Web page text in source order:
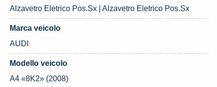
Alzavetro Eletrico Pos.Sx | Alzavetro Eletrico Pos.Sx
Marca veicolo
AUDI
Modello veicolo
A4 «8K2» (2008)